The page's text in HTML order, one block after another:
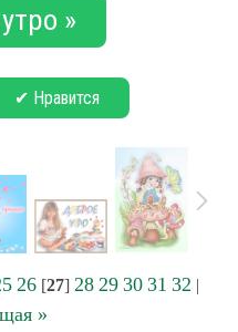
»
✔ Нравится
26[27] 28 29 30 31 32 |
»